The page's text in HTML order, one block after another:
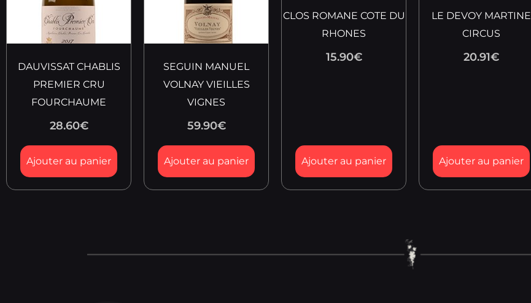
DAUVISSAT CHABLIS
PREMIER CRU
FOURCHAUME
28.60€
Ajouter au panier
SEGUIN MANUEL
VOLNAY VIEILLES
VIGNES
59.90€
Ajouter au panier
CLOS ROMANE COTE DU
RHONES
15.90€
Ajouter au panier
LE DEVOY MARTINE
CIRCUS
20.91€
Ajouter au panier